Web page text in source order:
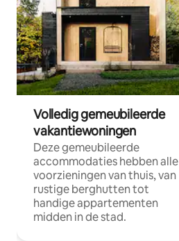
Volledig gemeubileerde
vakantiewoningen
Deze gemeubileerde
accommodaties hebben alle
voorzieningen van thuis, van
rustige berghutten tot
handige appartementen
midden in de stad.